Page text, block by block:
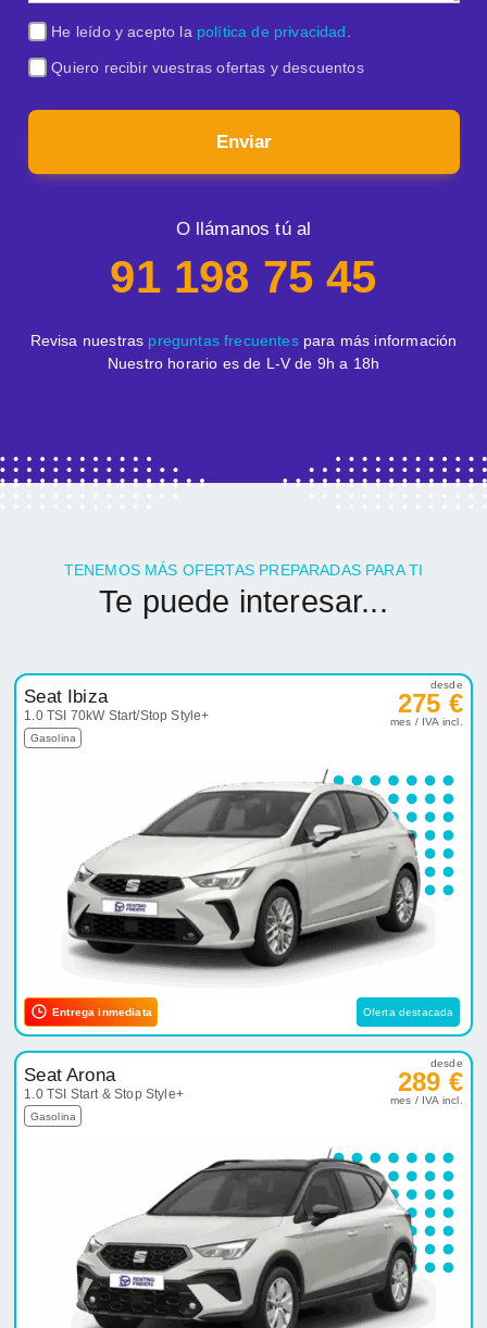
He leído y acepto la política de privacidad
Quiero recibir vuestras ofertas y descuentos
Enviar
O llámanos tú al
91 198 75 45
Revisa nuestras preguntas frecuentespara más información
Nuestro horario es de L-V de 9h a 18h
TENEMOS MÁS OFERTAS PREPARADAS PARA TI
Te puede interesar...
Seat Ibiza
1.0 TSI 70kW Start/Stop Style+
Gasolina
desde
275 €
mes / IVA incl.
Entrega inmediata Oferta destacada
Seat Arona
1.0 TSI Start & Stop Style+
Gasolina
desde
289 €
mes / IVA incl.